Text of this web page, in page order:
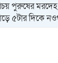
পুরুষের মরদেহ
৫টার দিকে